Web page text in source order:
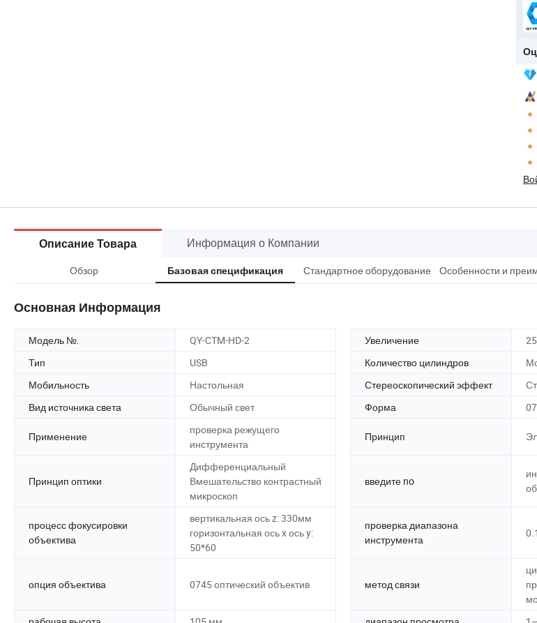
Описание Товара Информация о Компании
Обзор Базовая спецификация Стандартное оборудование Особенности и
Основная Информация
Модель №. QY-CTM-HD-2 Увеличение
Тип
USB Количество цилиндров
Мобильность
Настольная Стереоскопический эффект
Вид источника света
Обычный свет Форма
Применение
проверка режущего
инструмента
Принцип
Принцип оптики
Дифференциальный
Вмешательство контрастный
микроскоп
введите no
процесс фокусировки
объектива
вертикальная ось z: 330мм
горизонтальная ось x ось y:
50*60
проверка диапазона
инструмента
опция объектива 0745 оптический объектив метод связи